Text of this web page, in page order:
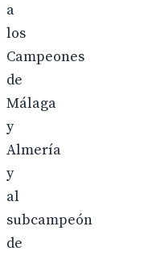
a
los
Campeones
de
Málaga
y
Almería
y
al
subcampeón
de